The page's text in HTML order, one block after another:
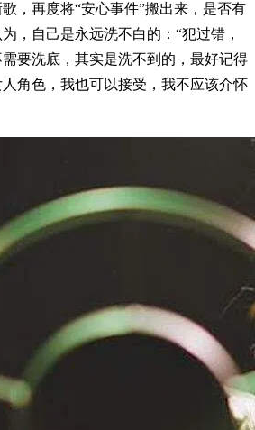
，再度将“安心事件”搬出来，是否有
，自己是永远洗不白的：“犯过错，
要洗底，其实是洗不到的，最好记得
角色，我也可以接受，我不应该介怀